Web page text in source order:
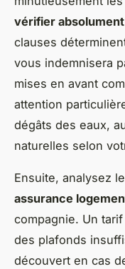
vérifier absolument
clauses
vous indemnisera
mises en avant
attention
dégâts des eaux,
naturelles selon
Ensuite, analysez
assurance
compagnie. Un
des plafonds
découvert en cas